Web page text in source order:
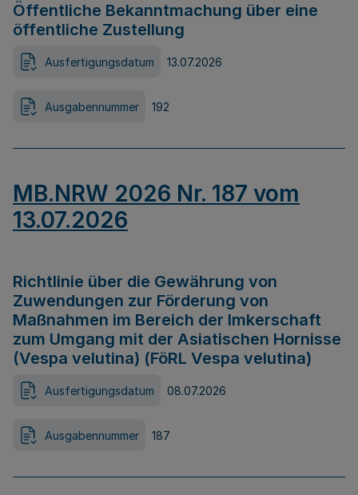
Öffentliche Bekanntmachung über eine
öffentliche Zustellung
Ausfertigungsdatum 13.07.2026
Ausgabennummer 192
MB.NRW 2026 Nr. 187 vom
13.07.2026
Richtlinie über die Gewährung von
Zuwendungen zur Förderung von
Maßnahmen im Bereich der Imkerschaft
zum Umgang mit der Asiatischen Hornisse
(Vespa velutina) (FöRL Vespa velutina)
Ausfertigungsdatum 08.07.2026
Ausgabennummer 187